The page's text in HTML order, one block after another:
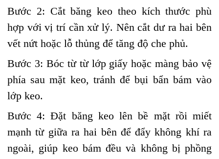
Bước 2: Cắt băng keo theo kích thước phù
hợp với vị trí cần xử lý. Nên cắt dư ra hai bên
vết nứt hoặc lỗ thủng để tăng độ che phủ.
Bước 3: Bóc từ từ lớp giấy hoặc màng bảo vệ
phía sau mặt keo, tránh để bụi bẩn bám vào
lớp keo.
Bước 4: Đặt băng keo lên bề mặt rồi miết
mạnh từ giữa ra hai bên để đẩy không khí ra
ngoài, giúp keo bám đều và không bị phồng